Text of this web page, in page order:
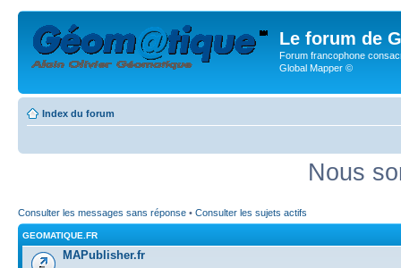
Le forum de
Forum francophone
Global Mapper ©
Index du forum
Nous
Consulter les messages sans réponse • Consulter les sujets actifs
GEOMATIQUE.FR
MAPublisher.fr